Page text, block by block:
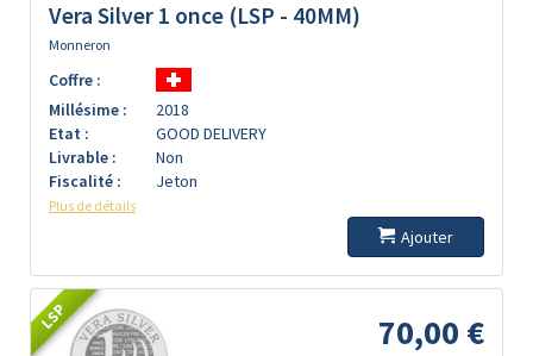
Vera Silver 1 once (LSP - 40MM)
Monneron
Coffre :
Millésime :
2018
Etat :
GOOD DELIVERY
Livrable :
Non
Fiscalité :
Jeton
Plus de détails
Ajouter
LSP 70,00 €